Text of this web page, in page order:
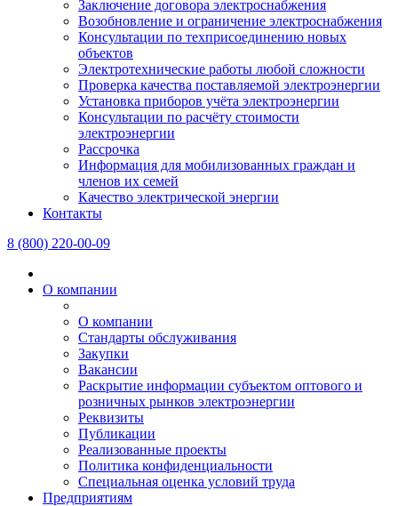
Заключение договора электроснабжения
Возобновление и ограничение электроснабжения
Консультации по техприсоединению новых
объектов
Электротехнические работы любой сложности
Проверка качества поставляемой электроэнергии
Установка приборов учёта электроэнергии
Консультации по расчёту стоимости
электроэнергии
Рассрочка
Информация для мобилизованных граждан и
членов их семей
Качество электрической энергии
Контакты
8 (800) 220-00-09
О компании
О компании
Стандарты обслуживания
Закупки
Вакансии
Раскрытие информации субъектом оптового и
розничных рынков электроэнергии
Реквизиты
Публикации
Реализованные проекты
Политика конфиденциальности
Специальная оценка условий труда
Предприятиям